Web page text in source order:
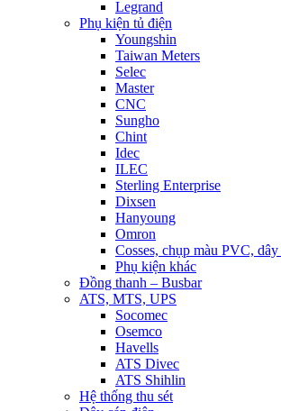
Legrand
Phụ kiện tủ điện
Youngshin
Taiwan Meters
Selec
Master
CNC
Sungho
Chint
Idec
ILEC
Sterling Enterprise
Dixsen
Hanyoung
Omron
Cosses, chụp màu PVC,
Phụ kiện khác
Đồng thanh – Busbar
ATS, MTS, UPS
Socomec
Osemco
Havells
ATS Divec
ATS Shihlin
Hệ thống thu sét